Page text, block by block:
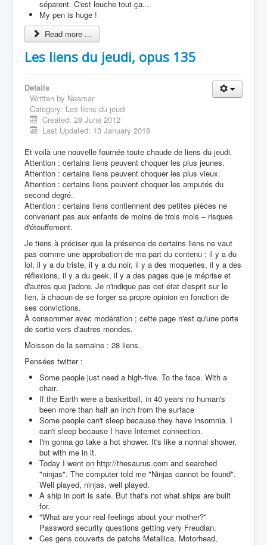
séparent. C'est louche tout ça...
My pen is huge !
Read more ...
Les liens du jeudi, opus 135
Details
Written by Neamar
Category: Les liens du jeudi
Created: 28 June 2012
Last Updated: 13 January 2018
Et voilà une nouvelle fournée toute chaude de liens du jeudi.
Attention : certains liens peuvent choquer les plus jeunes.
Attention : certains liens peuvent choquer les plus vieux.
Attention : certains liens peuvent choquer les amputés du
second degré.
Attention : certains liens contiennent des petites pièces ne
convenant pas aux enfants de moins de trois mois – risques
d'étouffement.
Je tiens à préciser que la présence de certains liens ne vaut
pas comme une approbation de ma part du contenu : il y a du
lol, il y a du triste, il y a du noir, il y a des moqueries, il y a des
réflexions, il y a du geek, il y a des pages que je méprise et
d'autres que j'adore. Je n'indique pas cet état d'esprit sur le
lien, à chacun de se forger sa propre opinion en fonction de
ses convictions.
À consommer avec modération ; cette page n'est qu'une porte
de sortie vers d'autres mondes.
Moisson de la semaine : 28 liens.
Pensées twitter :
Some people just need a high-five. To the face. With a
chair.
If the Earth were a basketball, in 40 years no human's
been more than half an inch from the surface
Some people can't sleep because they have insomnia. I
can't sleep because I have Internet connection.
I'm gonna go take a hot shower. It's like a normal shower,
but with me in it.
Today I went on http://thesaurus.com and searched
"ninjas". The computer told me "Ninjas cannot be found".
Well played, ninjas, well played.
A ship in port is safe. But that's not what ships are built
for.
"What are your real feelings about your mother?"
Password security questions getting very Freudian.
Ces gens couverts de patchs Metallica, Motorhead,